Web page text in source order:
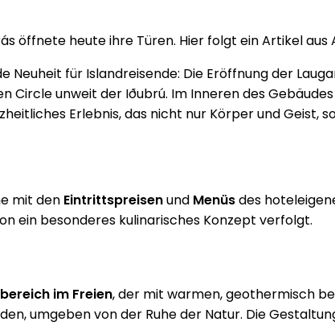
öffnete heute ihre Türen. Hier folgt ein Artikel
Neuheit für Islandreisende: Die Eröffnung der
Circle unweit der Iðubrú. Im Inneren des
Erlebnis, das nicht nur Körper und Geist,
mit den Eintrittspreisenund Menüsdes
ein besonderes kulinarisches Konzept verfolgt.
im Freien, der mit warmen, geothermisch
umgeben von der Ruhe der Natur. Die